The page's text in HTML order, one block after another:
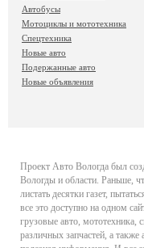
Автобусы
Мотоциклы и мототехника
Спецтехника
Новые авто
Подержанные авто
Новые объявления
Проект Авто Вологда был
Вологды и области. Раньше,
листать десятки газет,
все это доступно на одном
грузовые авто, мототехника,
различных запчастей, а